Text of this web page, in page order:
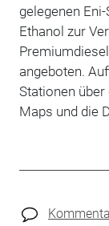
gelegenen
Ethanol zur
angeboten.
Stationen
Maps und die